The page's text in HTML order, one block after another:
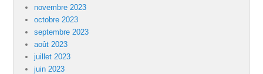
novembre 2023
octobre 2023
septembre 2023
août 2023
juillet 2023
juin 2023